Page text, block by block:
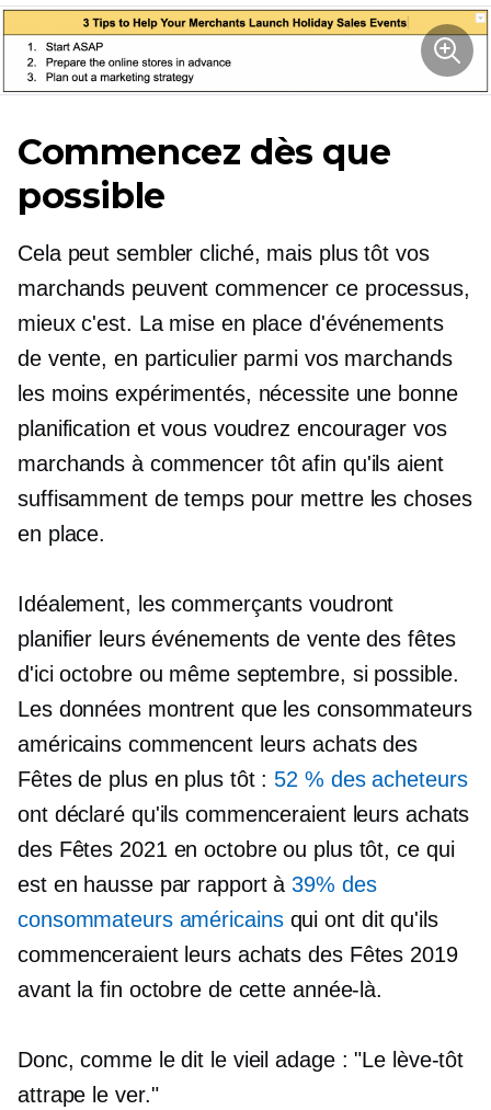
Commencez dès que
possible
Cela peut sembler cliché, mais plus tôt vos
marchands peuvent commencer ce processus,
mieux c'est. La mise en place d'événements
de vente, en particulier parmi vos marchands
les moins expérimentés, nécessite une bonne
planification et vous voudrez encourager vos
marchands à commencer tôt afin qu'ils aient
suffisamment de temps pour mettre les choses
en place.
Idéalement, les commerçants voudront
planifier leurs événements de vente des fêtes
d'ici octobre ou même septembre, si possible.
Les données montrent que les consommateurs
américains commencent leurs achats des
Fêtes de plus en plus tôt : 52 % des acheteurs
ont déclaré qu'ils commenceraient leurs achats
des Fêtes 2021 en octobre ou plus tôt, ce qui
est en hausse par rapport à39% des
consommateurs américainsqui ont dit qu'ils
commenceraient leurs achats des Fêtes 2019
avant la fin octobre de cette année-là.
Donc, comme le dit le vieil adage : "Le lève-tôt
attrape le ver."